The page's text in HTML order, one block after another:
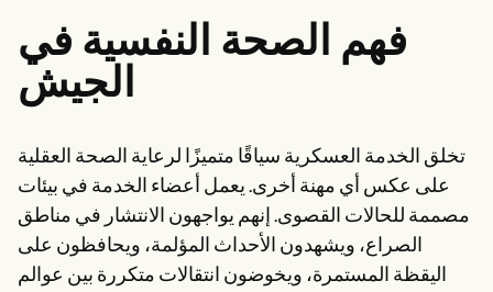
أدلة التطبيقات
قوالب
رموز التصنيف الدولي للأمراض
قالب سوبربل
قالب ملاحظة SOAP
قالب خطة العلاج
Informed Consent Form
Social Work Treatment Plans
DAR Note Template
Patient Visit Summary Template
فهم الصحة النفسية في
الجيش
تخلق الخدمة العسكرية سياقًا متميزًا لرعاية الصحة العقلية
على عكس أي مهنة أخرى. يعمل أعضاء الخدمة في بيئات
مصممة للحالات القصوى. إنهم يواجهون الانتشار في مناطق
الصراع، ويشهدون الأحداث المؤلمة، ويحافظون على
اليقظة المستمرة، ويخوضون انتقالات متكررة بين عوالم